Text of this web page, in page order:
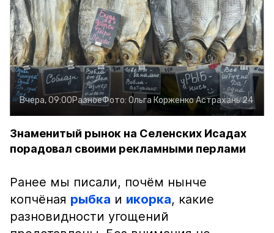
Вчера, 09:00РазноеФото: Ольга КорженкоАстрахань 24
Знаменитый рынок на Селенских Исадах
порадовал своими рекламными перлами
Ранее мы писали, почём нынче
копчёная рыбка и икорка, какие
разновидности угощений